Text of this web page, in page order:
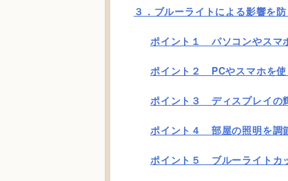
３．ブルーライトによる影響を
ポイント１ パソコンやスマ
ポイント２ PCやスマホを
ポイント３ ディスプレイの
ポイント４ 部屋の照明を調
ポイント５ ブルーライトカ